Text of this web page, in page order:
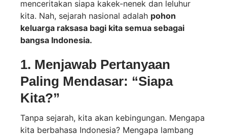
menceritakan siapa kakek-nenek dan leluhur
kita. Nah, sejarah nasional adalah pohon
keluarga raksasa bagi kita semua sebagai
bangsa Indonesia.
1. Menjawab Pertanyaan
Paling Mendasar: “Siapa
Kita?”
Tanpa sejarah, kita akan kebingungan. Mengapa
kita berbahasa Indonesia? Mengapa lambang